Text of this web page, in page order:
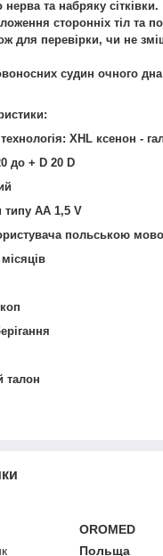
нерва та набряку сітківки.
сторонніх тіл та
для перевірки, чи не
судин очного дна
XHL ксенон -
до + D 20 D
типу АА 1,5 V
польською
талон
OROMED
Польща